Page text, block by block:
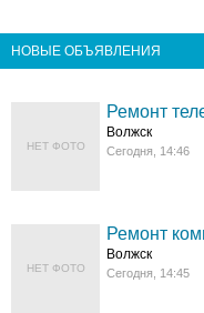
НОВЫЕ ОБЪЯВЛЕНИЯ
НЕТ ФОТО
Ремонт
Волжск
Сегодня, 14:46
НЕТ ФОТО
Ремонт
Волжск
Сегодня, 14:45